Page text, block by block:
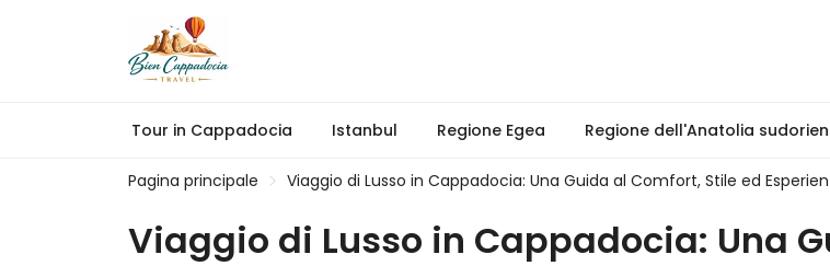
Tour in Cappadocia Istanbul Regione Egea Regione dell'Anatolia
Pagina principale Viaggio di Lusso in Cappadocia: Una Guida al Comfort, Stile ed
Viaggio di Lusso in Cappadocia: Una